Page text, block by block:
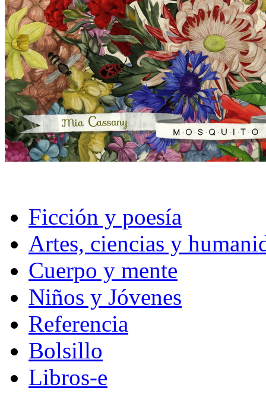
Ficción y poesía
Artes, ciencias y
Cuerpo y mente
Niños y Jóvenes
Referencia
Bolsillo
Libros-e